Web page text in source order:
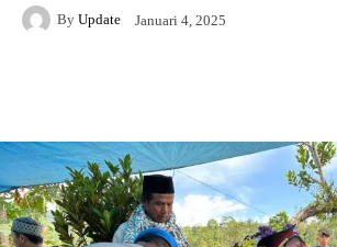
By Update Januari 4, 2025